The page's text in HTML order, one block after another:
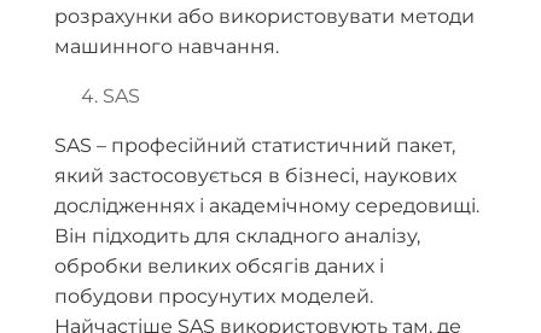
розрахунки або використовувати методи
машинного навчання.
SAS
SAS – професійний статистичний пакет,
який застосовується в бізнесі, наукових
дослідженнях і академічному середовищі.
Він підходить для складного аналізу,
обробки великих обсягів даних і
побудови просунутих моделей.
Найчастіше SAS використовують там, де